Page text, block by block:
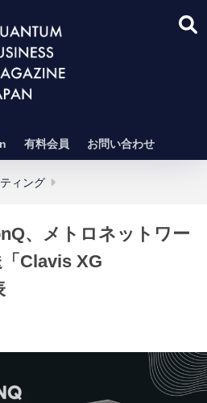
有料会員 お問い合わせ
ィング
、メトロネットワー
Clavis XG